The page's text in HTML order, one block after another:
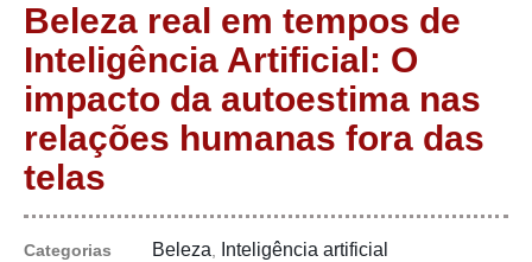
Beleza real em tempos de
Inteligência Artificial: O
impacto da autoestima nas
relações humanas fora das
telas
Categorias Beleza Inteligência artificial